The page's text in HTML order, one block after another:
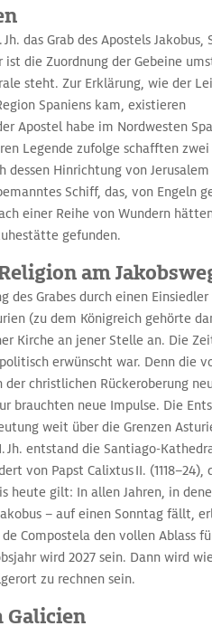
das Grab des Apostels Jakobus,
die Zuordnung der Gebeine
steht. Zur Erklärung, wie der
Spaniens kam, existieren
Apostel habe im Nordwesten
Legende zufolge schafften zwei
dessen Hinrichtung von Jerusalem
Schiff, das, von Engeln
einer Reihe von Wundern
gefunden.
am
des Grabes durch einen
(zu dem Königreich gehörte
Kirche an jener Stelle an. Die
erwünscht war. Denn die
christlichen Rückeroberung neu
brauchten neue Impulse. Die
weit über die Grenzen
Jh. entstand die Santiago-
von Papst Calixtus II. (1118–24),
heute gilt: In allen Jahren, in
– auf einen Sonntag fällt,
Compostela den vollen Ablass
wird 2027 sein. Dann wird
zu rechnen sein.
Galicien